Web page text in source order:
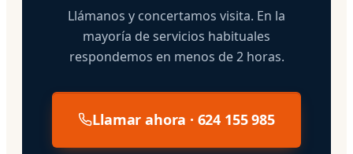
Llámanos y concertamos visita. En la
mayoría de servicios habituales
respondemos en menos de 2 horas.
Llamar ahora · 624 155 985